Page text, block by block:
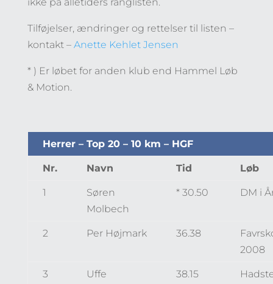
Tilføjelser, ændringer og rettelser til listen –
kontakt – Anette Kehlet Jensen
* ) Er løbet for anden klub end Hammel Løb
& Motion.
Herrer – Top 20 – 10 km – HGF
Nr. Navn Tid Løb
1
Søren
Molbech
* 30.50 DM i
2 Per Højmark 36.38
2008
3
Uffe
38.15